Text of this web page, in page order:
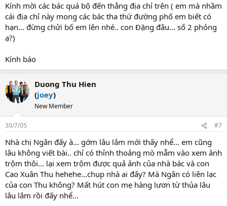
Kính mời các bác quá bộ đến thẳng địa chỉ trên ( em mà nhầm
cái địa chỉ này mong các bác tha thứ đường phố em biết có
hạn... đừng chửi bố em lên nhé.. con Đặng đâu... số 2 phỏng
ạ?)
Kính báo
Duong Thu Hien
(joey)
New Member
30/7/05 #7
Nhà chị Ngân đấy à... gớm lâu lắm mới thấy nhể... em cũng
lâu không viết bài.. chỉ có thỉnh thoảng mò mẫm vào xem ảnh
trộm thôi... lại xem trộm được quả ảnh của nhà bác và con
Cao Xuân Thu hehehe...chụp nhà ai đấy? Mà Ngân có liên lạc
của con Thu không? Mất hút con mẹ hàng lươn từ thủa lâu
lâu lắm rồi đấy nhể...